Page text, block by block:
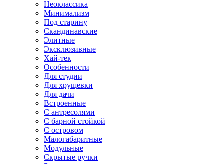
Неоклассика
Минимализм
Под старину
Скандинавские
Элитные
Эксклюзивные
Хай-тек
Особенности
Для студии
Для хрущевки
Для дачи
Встроенные
С антресолями
С барной стойкой
С островом
Малогабаритные
Модульные
Скрытые ручки